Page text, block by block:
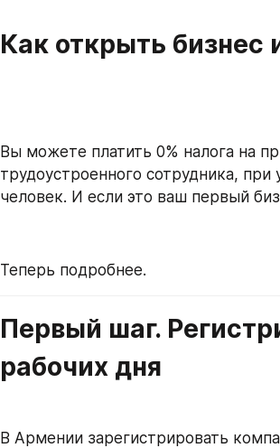
Как открыть бизнес
Вы можете платить 0% налога на
трудоустроенного сотрудника,
человек. И если это ваш первый
Теперь подробнее.
Первый шаг.
рабочих дня
В Армении зарегистрировать